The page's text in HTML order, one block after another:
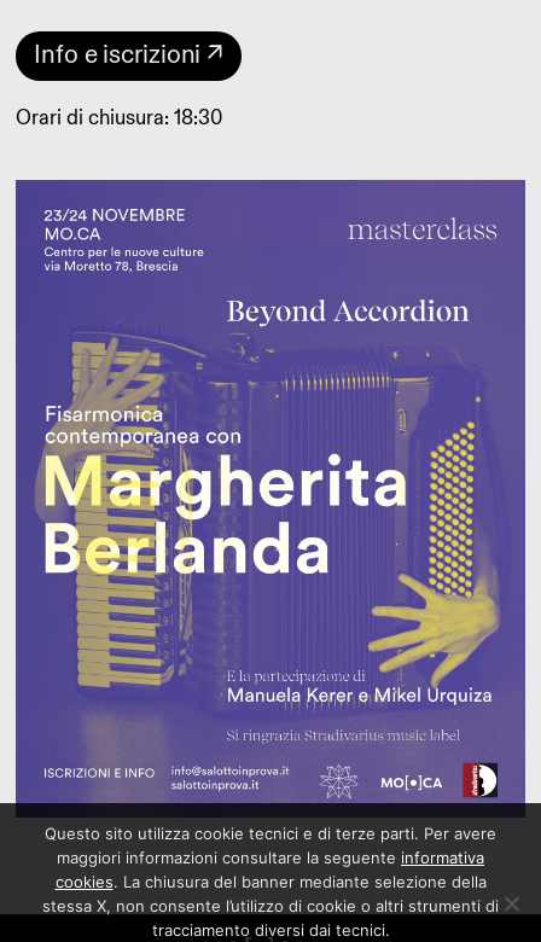
Info e iscrizioni ↗
Orari di chiusura: 18:30
Questo sito utilizza cookie tecnici e di terze parti. Per avere
maggiori informazioni consultare la seguente informativa
cookies. La chiusura del banner mediante selezione della
stessa X, non consente l’utilizzo di cookie o altri strumenti di
tracciamento diversi dai tecnici.